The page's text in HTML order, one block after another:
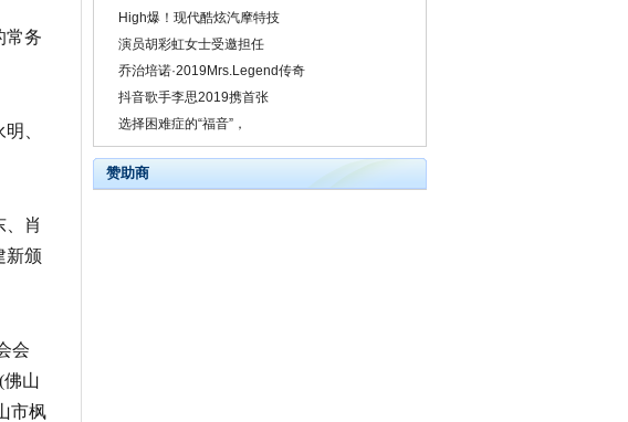
常务
、
、肖
新颁
会
山
市枫
High爆！现代酷炫汽摩特技
演员胡彩虹女士受邀担任
乔治培诺·2019Mrs.Legend传奇
抖音歌手李思2019携首张
选择困难症的“福音”，
赞助商